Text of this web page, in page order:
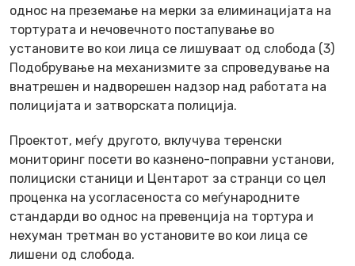
однос на преземање на мерки за елиминацијата на
тортурата и нечовечното постапување во
установите во кои лица се лишуваат од слобода (3)
Подобрување на механизмите за спроведување на
внатрешен и надворешен надзор над работата на
полицијата и затворската полиција.
Проектот, меѓу другото, вклучува теренски
мониторинг посети во казнено-поправни установи,
полициски станици и Центарот за странци со цел
проценка на усогласеноста со меѓународните
стандарди во однос на превенција на тортура и
нехуман третман во установите во кои лица се
лишени од слобода.